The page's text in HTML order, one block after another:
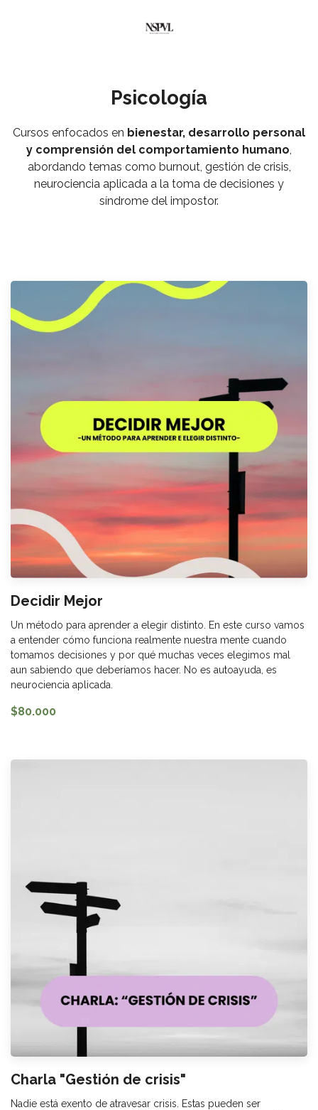
Psicología
Cursos enfocados en bienestar, desarrollo personal
y comprensión del comportamiento humano,
abordando temas como burnout, gestión de crisis,
neurociencia aplicada a la toma de decisiones y
síndrome del impostor.
Decidir Mejor
Un método para aprender a elegir distinto. En este curso vamos
a entender cómo funciona realmente nuestra mente cuando
tomamos decisiones y por qué muchas veces elegimos mal
aun sabiendo que deberíamos hacer. No es autoayuda, es
neurociencia aplicada.
$80.000
Charla "Gestión de crisis"
Nadie está exento de atravesar crisis. Estas pueden ser